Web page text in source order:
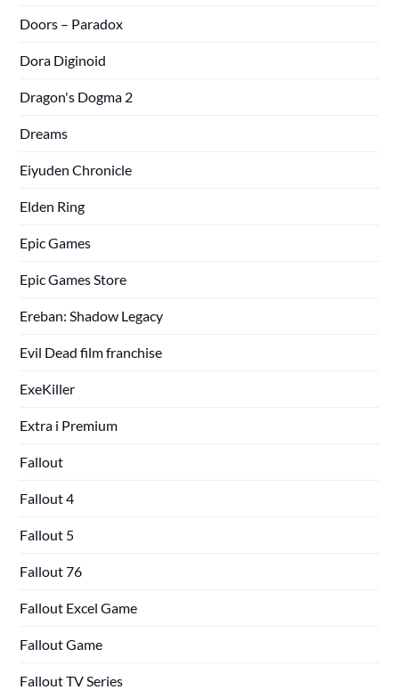
Doors – Paradox
Dora Diginoid
Dragon's Dogma 2
Dreams
Eiyuden Chronicle
Elden Ring
Epic Games
Epic Games Store
Ereban: Shadow Legacy
Evil Dead film franchise
ExeKiller
Extra i Premium
Fallout
Fallout 4
Fallout 5
Fallout 76
Fallout Excel Game
Fallout Game
Fallout TV Series